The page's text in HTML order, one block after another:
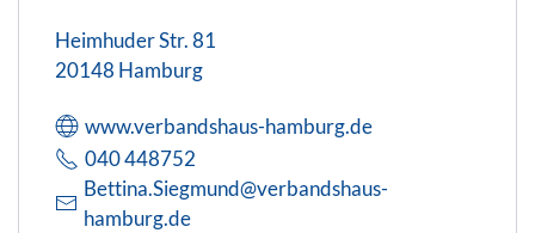
Heimhuder Str. 81
20148 Hamburg
www.verbandshaus-hamburg.de
040 448752
Bettina.Siegmund@verbandshaus-
hamburg.de